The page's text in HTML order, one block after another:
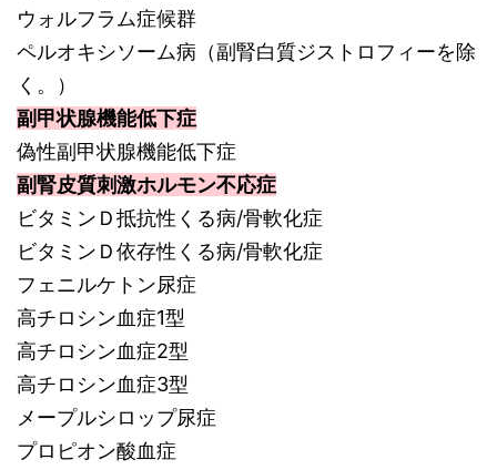
ウォルフラム症候群
ペルオキシソーム病（副腎白質ジストロフィーを除
く。）
副甲状腺機能低下症
偽性副甲状腺機能低下症
副腎皮質刺激ホルモン不応症
ビタミンＤ抵抗性くる病/骨軟化症
ビタミンＤ依存性くる病/骨軟化症
フェニルケトン尿症
高チロシン血症1型
高チロシン血症2型
高チロシン血症3型
メープルシロップ尿症
プロピオン酸血症